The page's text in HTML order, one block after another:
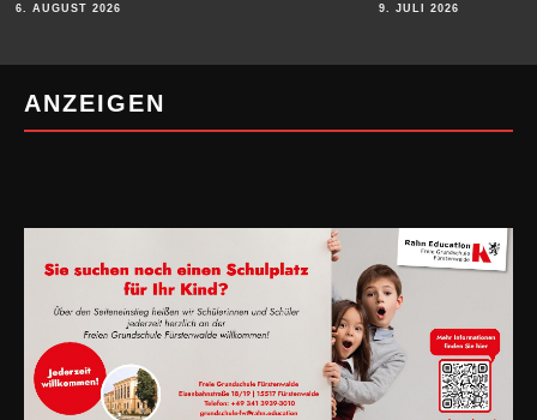
6. AUGUST 2026 9. JULI 2026
ANZEIGEN